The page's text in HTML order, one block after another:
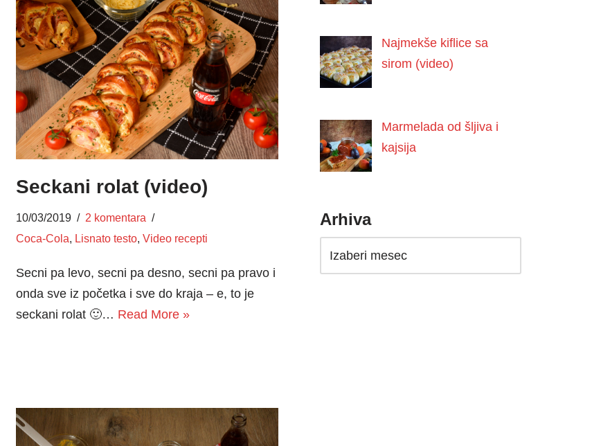
Seckani rolat (video)
10/03/2019
2 komentara
Coca-Cola, Lisnato testo, Video recepti
Secni pa levo, secni pa desno, secni pa pravo i
onda sve iz početka i sve do kraja – e, to je
seckani rolat 🙂… Read More »
Najmekše kiflice sa
sirom (video)
Marmelada od šljiva i
kajsija
Arhiva